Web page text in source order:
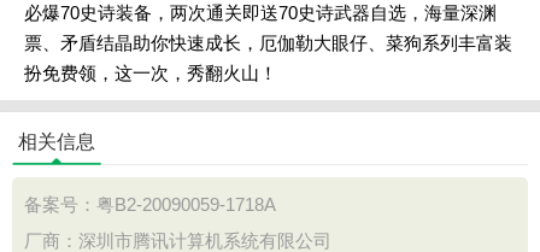
必爆70史诗装备，两次通关即送70史诗武器自选，海量深渊
票、矛盾结晶助你快速成长，厄伽勒大眼仔、菜狗系列丰富装
扮免费领，这一次，秀翻火山！
相关信息
备案号： 粤B2-20090059-1718A
厂商：深圳市腾讯计算机系统有限公司